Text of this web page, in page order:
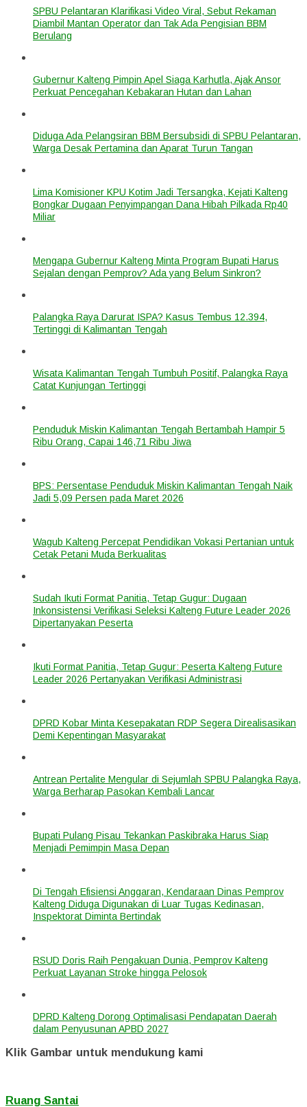
SPBU Pelantaran Klarifikasi Video Viral, Sebut Rekaman
Diambil Mantan Operator dan Tak Ada Pengisian BBM
Berulang
Gubernur Kalteng Pimpin Apel Siaga Karhutla, Ajak Ansor
Perkuat Pencegahan Kebakaran Hutan dan Lahan
Diduga Ada Pelangsiran BBM Bersubsidi di SPBU Pelantaran,
Warga Desak Pertamina dan Aparat Turun Tangan
Lima Komisioner KPU Kotim Jadi Tersangka, Kejati Kalteng
Bongkar Dugaan Penyimpangan Dana Hibah Pilkada Rp40
Miliar
Mengapa Gubernur Kalteng Minta Program Bupati Harus
Sejalan dengan Pemprov? Ada yang Belum Sinkron?
Palangka Raya Darurat ISPA? Kasus Tembus 12.394,
Tertinggi di Kalimantan Tengah
Wisata Kalimantan Tengah Tumbuh Positif, Palangka Raya
Catat Kunjungan Tertinggi
Penduduk Miskin Kalimantan Tengah Bertambah Hampir 5
Ribu Orang, Capai 146,71 Ribu Jiwa
BPS: Persentase Penduduk Miskin Kalimantan Tengah Naik
Jadi 5,09 Persen pada Maret 2026
Wagub Kalteng Percepat Pendidikan Vokasi Pertanian untuk
Cetak Petani Muda Berkualitas
Sudah Ikuti Format Panitia, Tetap Gugur: Dugaan
Inkonsistensi Verifikasi Seleksi Kalteng Future Leader 2026
Dipertanyakan Peserta
Ikuti Format Panitia, Tetap Gugur: Peserta Kalteng Future
Leader 2026 Pertanyakan Verifikasi Administrasi
DPRD Kobar Minta Kesepakatan RDP Segera Direalisasikan
Demi Kepentingan Masyarakat
Antrean Pertalite Mengular di Sejumlah SPBU Palangka Raya,
Warga Berharap Pasokan Kembali Lancar
Bupati Pulang Pisau Tekankan Paskibraka Harus Siap
Menjadi Pemimpin Masa Depan
Di Tengah Efisiensi Anggaran, Kendaraan Dinas Pemprov
Kalteng Diduga Digunakan di Luar Tugas Kedinasan,
Inspektorat Diminta Bertindak
RSUD Doris Raih Pengakuan Dunia, Pemprov Kalteng
Perkuat Layanan Stroke hingga Pelosok
DPRD Kalteng Dorong Optimalisasi Pendapatan Daerah
dalam Penyusunan APBD 2027
Klik Gambar untuk mendukung kami
Ruang Santai